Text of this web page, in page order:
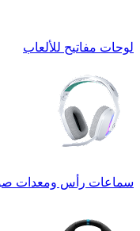
لوحات مفاتيح للألعاب
سماعات رأس ومعدات